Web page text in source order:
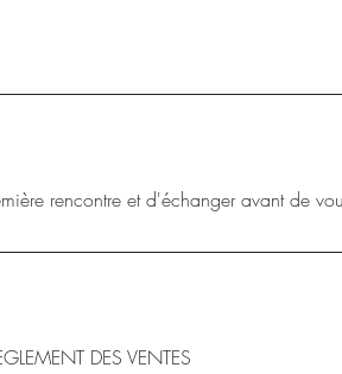
rencontre et d'échanger avant de
DES VENTES